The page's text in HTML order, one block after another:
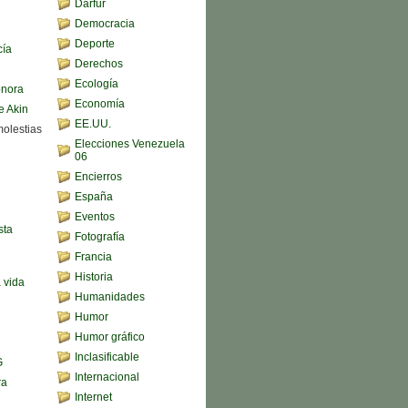
Akin
vida
Darfur
Democracia
Deporte
Derechos
Ecología
Economía
EE.UU.
Elecciones Venezuela
06
Encierros
España
Eventos
Fotografía
Francia
Historia
Humanidades
Humor
Humor gráfico
Inclasificable
Internacional
Internet